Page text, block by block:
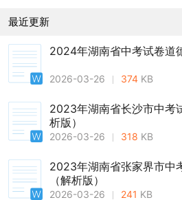
最近更新
2024年湖南省中考试卷道
2026-03-26 374 KB
2023年湖南省长沙市中考
析版）
2026-03-26 318 KB
2023年湖南省张家界市中
（解析版）
2026-03-26 241 KB